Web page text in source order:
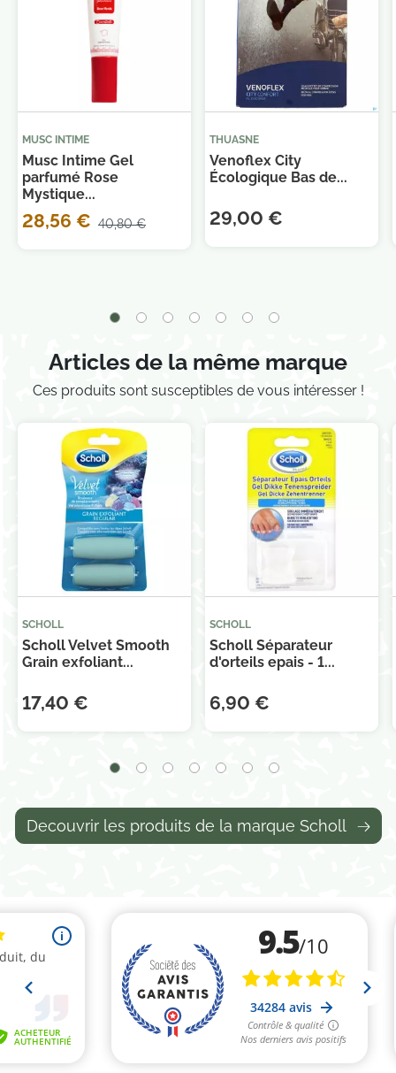
MUSC INTIME
Musc Intime Gel
parfumé Rose
Mystique...
28,56 € 40,80 €
THUASNE
Venoflex City
Écologique Bas de...
29,00 €
Articles de la même marque
Ces produits sont susceptibles de vous intéresser !
SCHOLL
Scholl Velvet Smooth
Grain exfoliant...
17,40 €
SCHOLL
Scholl Séparateur
d'orteils epais - 1...
6,90 €
Decouvrir les produits de la marque Scholl
promotionnelles. Consultez notre politique de
confidentialité.